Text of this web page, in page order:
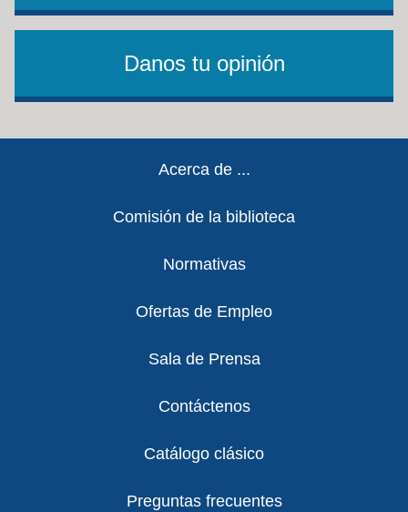
Danos tu opinión
Acerca de ...
Comisión de la biblioteca
Normativas
Ofertas de Empleo
Sala de Prensa
Contáctenos
Catálogo clásico
Preguntas frecuentes